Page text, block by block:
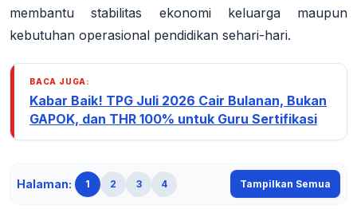
membantu stabilitas ekonomi keluarga maupun
kebutuhan operasional pendidikan sehari-hari.
BACA JUGA:
Kabar Baik! TPG Juli 2026 Cair Bulanan, Bukan
GAPOK, dan THR 100% untuk Guru Sertifikasi
Halaman: 1 2 3 4 Tampilkan Semua